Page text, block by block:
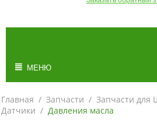
МЕНЮ
Главная / Запчасти / Запчасти для
Датчики / Давления масла